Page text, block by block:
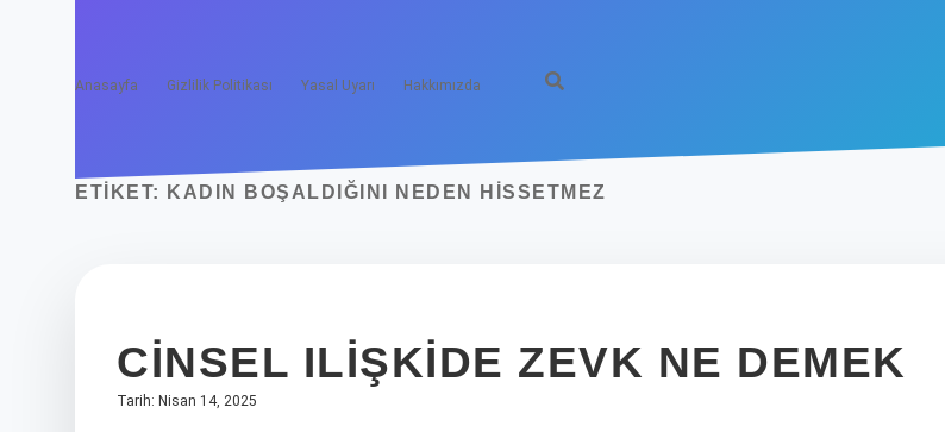
Anasayfa Gizlilik Politikası Yasal Uyarı Hakkımızda
ETIKET: KADIN BOŞALDIĞINI NEDEN HISSETMEZ
CINSEL ILIŞKIDE ZEVK NE DEMEK
Tarih: Nisan 14, 2025